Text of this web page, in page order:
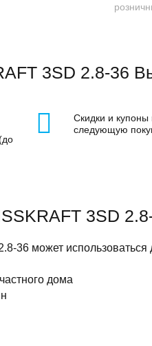
3SD 2.8-36
Скидки и купоны
следующую
3SD
36 может использоваться
дома